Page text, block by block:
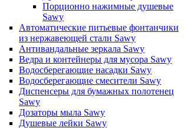
Порционно нажимные душевые
Sawy
Автоматические питьевые фонтанчики
из нержавеющей стали Sawy
Антивандальные зеркала Sawy
Ведра и контейнеры для мусора Sawy
Водосберегающие насадки Sawy
Водосберегающие смесители Sawy
Диспенсеры для бумажных полотенец
Sawy
Дозаторы мыла Sawy
Душевые лейки Sawy